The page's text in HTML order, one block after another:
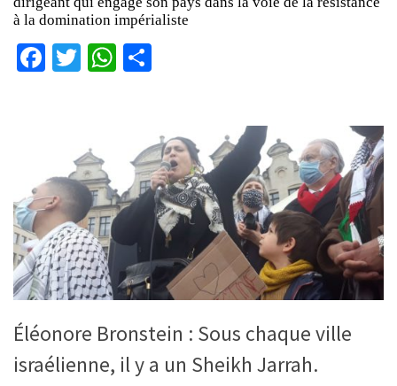
à la domination impérialiste
Facebook
TwitterWhatsApp
Éléonore Bronstein : Sous chaque ville
israélienne, il y a un Sheikh Jarrah.